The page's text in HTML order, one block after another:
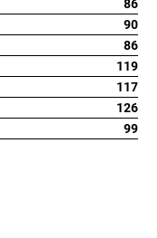
86
90
86
119
117
126
99